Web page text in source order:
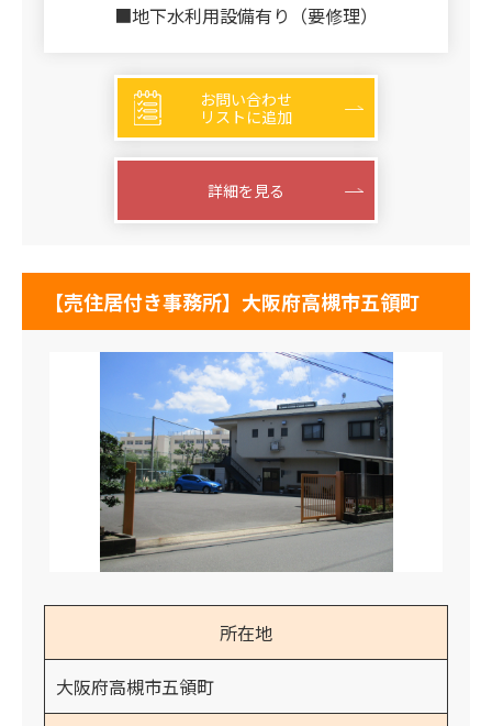
■地下水利用設備有り（要修理）
お問い合わせ
リストに追加
詳細を見る
【売住居付き事務所】大阪府高槻市五領町
所在地
大阪府高槻市五領町